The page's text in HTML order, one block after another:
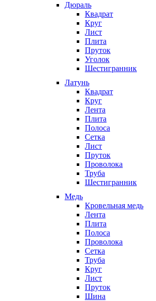
Дюраль
Квадрат
Круг
Лист
Плита
Пруток
Уголок
Шестигранник
Латунь
Квадрат
Круг
Лента
Плита
Полоса
Сетка
Лист
Пруток
Проволока
Труба
Шестигранник
Медь
Кровельная медь
Лента
Плита
Полоса
Проволока
Сетка
Труба
Круг
Лист
Пруток
Шина